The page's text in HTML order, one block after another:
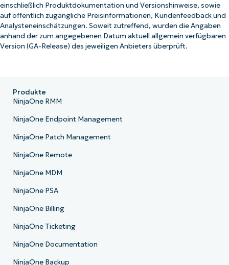
einschließlich Produktdokumentation und Versionshinweise, sowie
auf öffentlich zugängliche Preisinformationen, Kundenfeedback und
Analysteneinschätzungen. Soweit zutreffend, wurden die Angaben
anhand der zum angegebenen Datum aktuell allgemein verfügbaren
Version (GA-Release) des jeweiligen Anbieters überprüft.
Produkte
NinjaOne RMM
NinjaOne Endpoint Management
NinjaOne Patch Management
NinjaOne Remote
NinjaOne MDM
NinjaOne PSA
NinjaOne Billing
NinjaOne Ticketing
NinjaOne Documentation
NinjaOne Backup